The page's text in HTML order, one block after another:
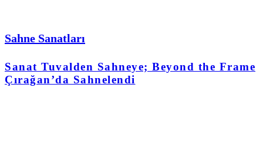
Sahne Sanatları
Sanat Tuvalden Sahneye; Beyond the Frame
Çırağan’da Sahnelendi